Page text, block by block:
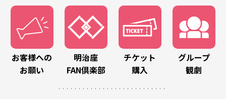
お客様への
お願い
明治座
FAN倶楽部
チケット
購入
グループ
観劇